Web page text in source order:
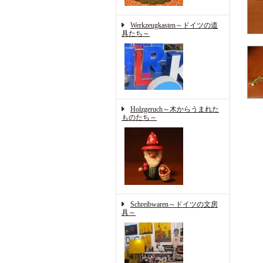
Werkzeugkasten～ドイツの道
具たち～
Holzgeruch～木からうまれた
ものたち～
Schreibwaren～ドイツの文房
具～